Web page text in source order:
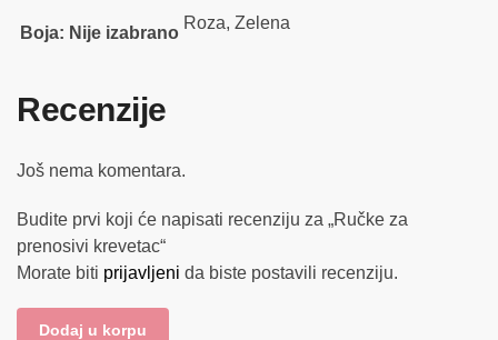
Boja: Nije izabrano
Roza, Zelena
Recenzije
Još nema komentara.
Budite prvi koji će napisati recenziju za „Ručke za
prenosivi krevetac“
Morate biti prijavljeni da biste postavili recenziju.
Dodaj u korpu